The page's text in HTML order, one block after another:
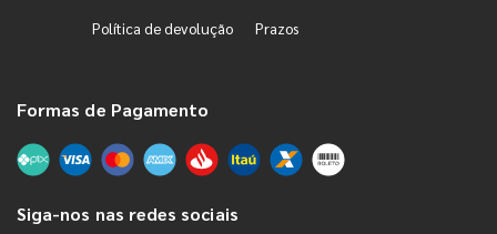
Política de devolução Prazos
Formas de Pagamento
Siga-nos nas redes sociais